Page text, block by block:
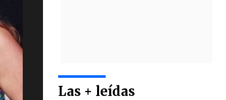
Las + leídas